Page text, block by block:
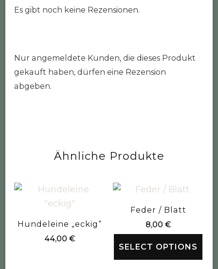
Es gibt noch keine Rezensionen.
Nur angemeldete Kunden, die dieses Produkt
gekauft haben, dürfen eine Rezension
abgeben.
Ähnliche Produkte
Hundeleine „eckig“
44,00 €
Feder / Blatt
8,00 €
SELECT OPTIONS